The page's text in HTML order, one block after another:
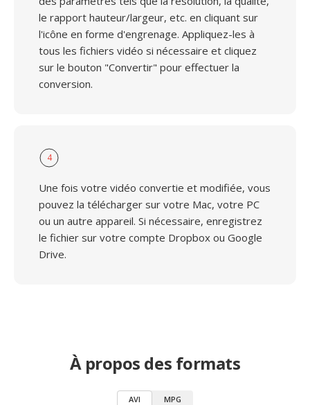
le rapport hauteur/largeur, etc. en cliquant sur
l'icône en forme d'engrenage. Appliquez-les à
tous les fichiers vidéo si nécessaire et cliquez
sur le bouton "Convertir" pour effectuer la
conversion.
4
Une fois votre vidéo convertie et modifiée, vous
pouvez la télécharger sur votre Mac, votre PC
ou un autre appareil. Si nécessaire, enregistrez
le fichier sur votre compte Dropbox ou Google
Drive.
À propos des formats
AVI MPG